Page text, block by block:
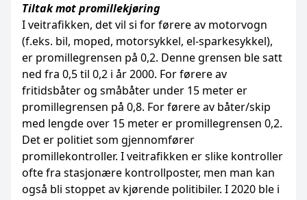
Tiltak mot promillekjøring
I veitrafikken, det vil si for førere av motorvogn
(f.eks. bil, moped, motorsykkel, el-sparkesykkel),
er promillegrensen på 0,2. Denne grensen ble satt
ned fra 0,5 til 0,2 i år 2000. For førere av
fritidsbåter og småbåter under 15 meter er
promillegrensen på 0,8. For førere av båter/skip
med lengde over 15 meter er promillegrensen 0,2.
Det er politiet som gjennomfører
promillekontroller. I veitrafikken er slike kontroller
ofte fra stasjonære kontrollposter, men man kan
også bli stoppet av kjørende politibiler. I 2020 ble i